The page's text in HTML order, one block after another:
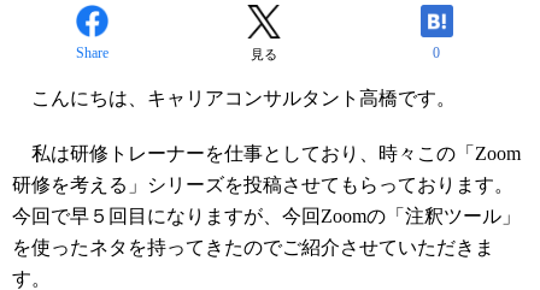
Share 見る 0
こんにちは、キャリアコンサルタント高橋です。
私は研修トレーナーを仕事としており、時々この「Zoom
研修を考える」シリーズを投稿させてもらっております。
今回で早５回目になりますが、今回Zoomの「注釈ツール」
を使ったネタを持ってきたのでご紹介させていただきま
す。